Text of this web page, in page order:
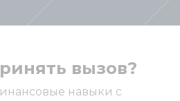
вызов?
навыки с